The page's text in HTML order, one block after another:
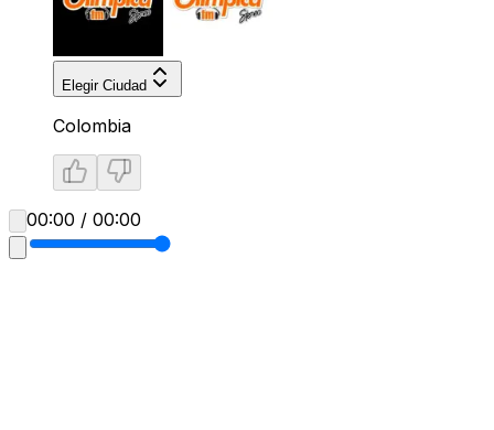
Elegir Ciudad
Colombia
00:00 / 00:00